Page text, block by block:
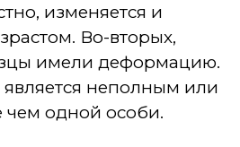
изменяется и
Во-вторых,
имели деформацию.
является неполным или
чем одной особи.